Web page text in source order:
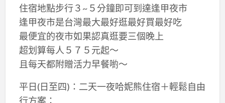
住宿地點步行３~５分鐘即可到達逢甲夜市
逢甲夜市是台灣最大最好逛最好買最好吃
最便宜的夜市如果認真逛要三個晚上
超划算每人５７５元起～
且每天都附贈活力早餐喲～
平日(日至四)：二天一夜哈妮熊住宿＋輕鬆自由
行方案：